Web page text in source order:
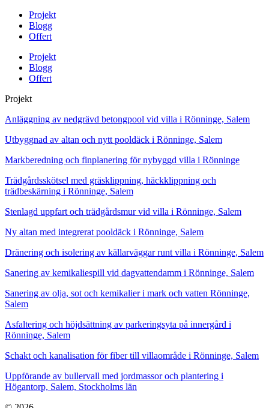
Projekt
Blogg
Offert
Projekt
Blogg
Offert
Projekt
Anläggning av nedgrävd betongpool vid villa i Rönninge, Salem
Utbyggnad av altan och nytt pooldäck i Rönninge, Salem
Markberedning och finplanering för nybyggd villa i Rönninge
Trädgårdsskötsel med gräsklippning, häckklippning och
trädbeskärning i Rönninge, Salem
Stenlagd uppfart och trädgårdsmur vid villa i Rönninge, Salem
Ny altan med integrerat pooldäck i Rönninge, Salem
Dränering och isolering av källarväggar runt villa i Rönninge, Salem
Sanering av kemikaliespill vid dagvattendamm i Rönninge, Salem
Sanering av olja, sot och kemikalier i mark och vatten Rönninge,
Salem
Asfaltering och höjdsättning av parkeringsyta på innergård i
Rönninge, Salem
Schakt och kanalisation för fiber till villaområde i Rönninge, Salem
Uppförande av bullervall med jordmassor och plantering i
Högantorp, Salem, Stockholms län